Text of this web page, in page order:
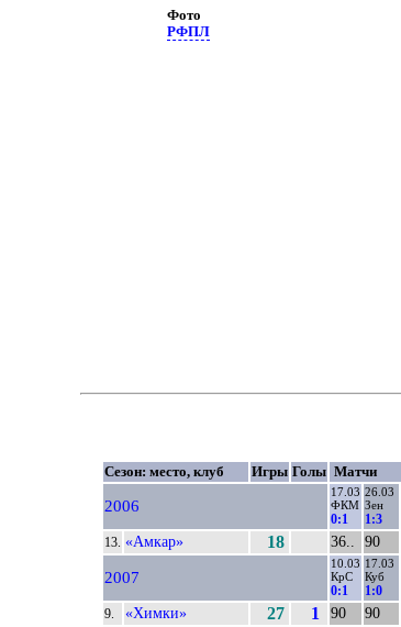
Фото
РФПЛ
Сезон: место, клуб Игры Голы Матчи
2006
17.03
ФКМ
0:1
26.03
Зен
1:3
13. «Амкар» 18 36.. 90
2007
10.03
КрС
0:1
17.03
Куб
1:0
9. «Химки» 27 1 90 90